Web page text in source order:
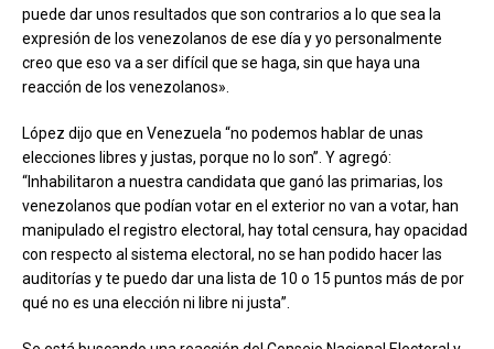
puede dar unos resultados que son contrarios a lo que sea la
expresión de los venezolanos de ese día y yo personalmente
creo que eso va a ser difícil que se haga, sin que haya una
reacción de los venezolanos».
López dijo que en Venezuela “no podemos hablar de unas
elecciones libres y justas, porque no lo son”. Y agregó:
“Inhabilitaron a nuestra candidata que ganó las primarias, los
venezolanos que podían votar en el exterior no van a votar, han
manipulado el registro electoral, hay total censura, hay opacidad
con respecto al sistema electoral, no se han podido hacer las
auditorías y te puedo dar una lista de 10 o 15 puntos más de por
qué no es una elección ni libre ni justa”.